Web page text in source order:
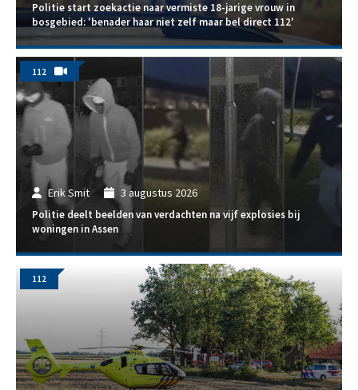
Politie start zoekactie naar vermiste 18-jarige vrouw in
bosgebied: 'benader haar niet zelf maar bel direct 112'
Erik Smit 3 augustus 2026
Politie deelt beelden van verdachten na vijf explosies bij
woningen in Assen
112
112